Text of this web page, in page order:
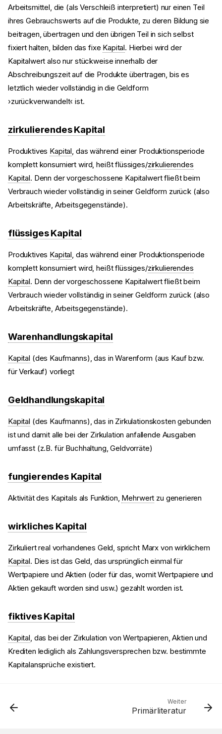
Arbeitsmittel, die (als Verschleiß interpretiert) nur einen Teil
ihres Gebrauchswerts auf die Produkte, zu deren Bildung sie
beitragen, übertragen und den übrigen Teil in sich selbst
fixiert halten, bilden das fixe Kapital. Hierbei wird der
Kapitalwert also nur stückweise innerhalb der
Abschreibungszeit auf die Produkte übertragen, bis es
letztlich wieder vollständig in die Geldform
›zurückverwandelt‹ ist.
zirkulierendes Kapital
Produktives Kapital, das während einer Produktionsperiode
komplett konsumiert wird, heißt flüssiges/zirkulierendes
Kapital. Denn der vorgeschossene Kapitalwert fließt beim
Verbrauch wieder vollständig in seiner Geldform zurück (also
Arbeitskräfte, Arbeitsgegenstände).
flüssiges Kapital
Produktives Kapital, das während einer Produktionsperiode
komplett konsumiert wird, heißt flüssiges/zirkulierendes
Kapital. Denn der vorgeschossene Kapitalwert fließt beim
Verbrauch wieder vollständig in seiner Geldform zurück (also
Arbeitskräfte, Arbeitsgegenstände).
Warenhandlungskapital
Kapital (des Kaufmanns), das in Warenform (aus Kauf bzw.
für Verkauf) vorliegt
Geldhandlungskapital
Kapital (des Kaufmanns), das in Zirkulationskosten gebunden
ist und damit alle bei der Zirkulation anfallende Ausgaben
umfasst (z.B. für Buchhaltung, Geldvorräte)
fungierendes Kapital
Aktivität des Kapitals als Funktion, Mehrwert zu generieren
wirkliches Kapital
Zirkuliert real vorhandenes Geld, spricht Marx von wirklichem
Kapital. Dies ist das Geld, das ursprünglich einmal für
Wertpapiere und Aktien (oder für das, womit Wertpapiere und
Aktien gekauft worden sind usw.) gezahlt worden ist.
fiktives Kapital
Kapital, das bei der Zirkulation von Wertpapieren, Aktien und
Krediten lediglich als Zahlungsversprechen bzw. bestimmte
Kapitalansprüche existiert.
Weiter
Primärliteratur